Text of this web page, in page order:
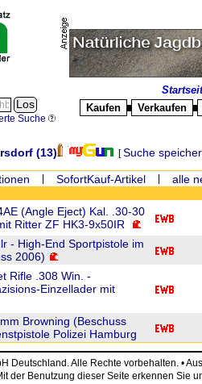
Suche
Kaufen
Verkaufen
(13) [Suche
SofortKauf-Artikel alle
(Angle Eject) Kal. .30-30
Ritter ZF HK3-9x50IR
- High-End Sportpistole im
2006)
Rifle .308 Win. -
Einzellader mit
Browning (Beschuss
Polizei Hamburg
Deutschland. Alle Rechte vorbehalten. •
der Benutzung dieser Seite erkennen Sie